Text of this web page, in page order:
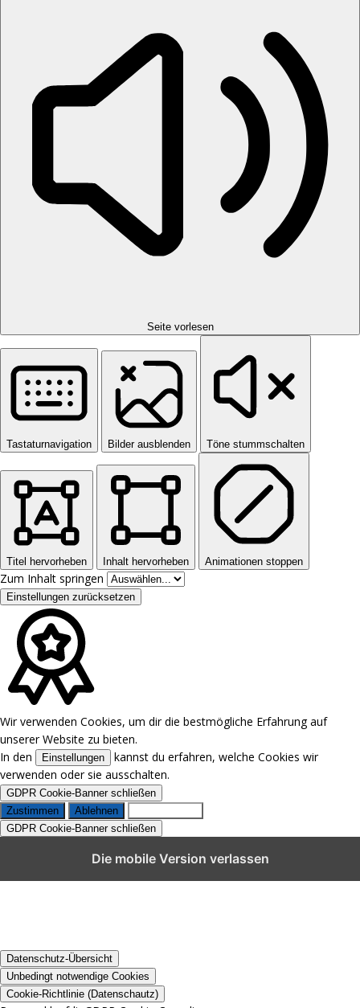
Seite vorlesen
Tastaturnavigation Bilder ausblenden Töne stummschalten
Titel hervorheben Inhalt hervorheben Animationen stoppen
Zum Inhalt springen
Einstellungen zurücksetzen
Wir verwenden Cookies, um dir die bestmögliche Erfahrung auf
unserer Website zu bieten.
In den
Einstellungen
kannst du erfahren, welche Cookies wir
verwenden oder sie ausschalten.
GDPR Cookie-Banner schließen
Zustimmen
Ablehnen
GDPR Cookie-Banner schließen
Die mobile Version verlassen
Datenschutz-Übersicht
Unbedingt notwendige Cookies
Cookie-Richtlinie (Datenschautz)